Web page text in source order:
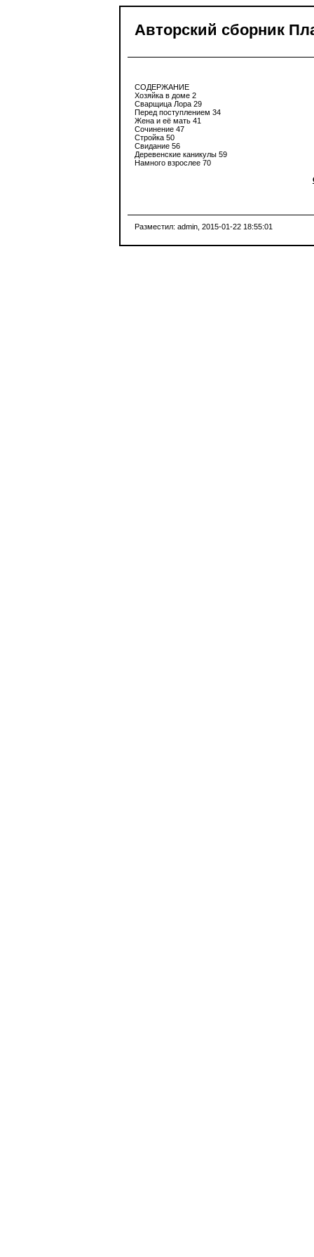
Авторский сборник
СОДЕРЖАНИЕ
Хозяйка в доме 2
Сварщица Лора 29
Перед поступлением 34
Жена и её мать 41
Сочинение 47
Стройка 50
Свидание 56
Деревенские каникулы 59
Намного взрослее 70
Разместил: admin , 2015-01-22 18:55:01